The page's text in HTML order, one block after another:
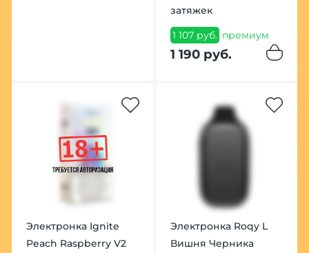
затяжек
1 107 руб. премиум
1 190 руб.
Электронка Ignite
Peach Raspberry V2
Электронка Roqy L
Вишня Черника